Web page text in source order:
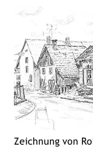
Zeichnung von